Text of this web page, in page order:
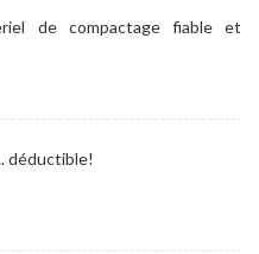
de compactage fiable et
déductible!